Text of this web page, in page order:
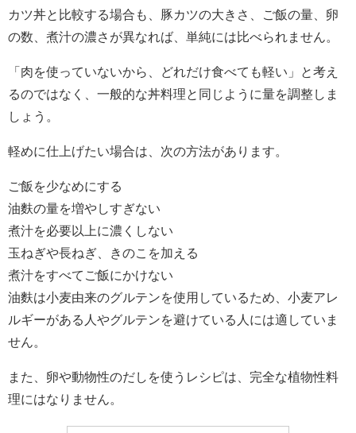
カツ丼と比較する場合も、豚カツの大きさ、ご飯の量、卵
の数、煮汁の濃さが異なれば、単純には比べられません。
「肉を使っていないから、どれだけ食べても軽い」と考え
るのではなく、一般的な丼料理と同じように量を調整しま
しょう。
軽めに仕上げたい場合は、次の方法があります。
ご飯を少なめにする
油麩の量を増やしすぎない
煮汁を必要以上に濃くしない
玉ねぎや長ねぎ、きのこを加える
煮汁をすべてご飯にかけない
油麩は小麦由来のグルテンを使用しているため、小麦アレ
ルギーがある人やグルテンを避けている人には適していま
せん。
また、卵や動物性のだしを使うレシピは、完全な植物性料
理にはなりません。